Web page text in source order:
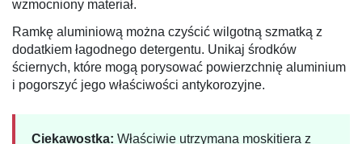
wzmocniony materiał.
Ramkę aluminiową można czyścić wilgotną szmatką z
dodatkiem łagodnego detergentu. Unikaj środków
ściernych, które mogą porysować powierzchnię aluminium
i pogorszyć jego właściwości antykorozyjne.
Ciekawostka: Właściwie utrzymana moskitiera z